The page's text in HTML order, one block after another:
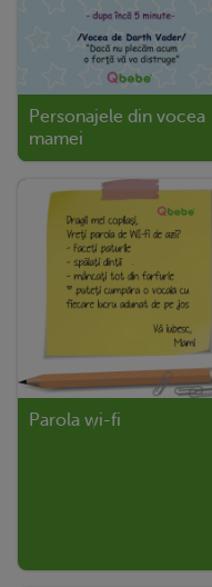
Personajele din vocea
mamei
Parola wi-fi